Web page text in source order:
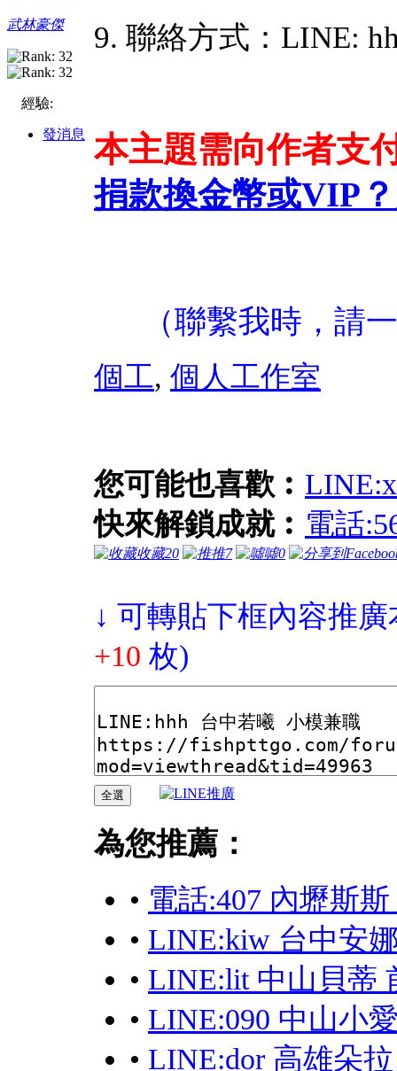
武林豪傑
經驗:
發消息
9. 聯絡方式：LINE:
本主題需向作者支
捐款換金幣或VIP？
（聯繫我時，請
個工, 個人工作室
您可能也喜歡︰
快來解鎖成就︰ 電話
收藏20 推7 噓0
↓ 可轉貼下框內容推
+10 枚)
為您推薦：
• 電話:407 內壢斯
• LINE:kiw 台中安
• LINE:lit 中山貝蒂
• LINE:090 中山小
• LINE:dor 高雄朵